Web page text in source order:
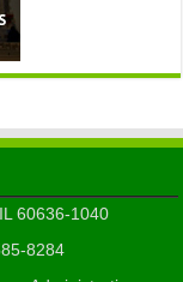
60636-1040
8284